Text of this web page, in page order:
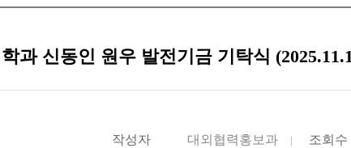
과 신동인 원우 발전기금 기탁식
작성자 대외협력홍보과 조회수